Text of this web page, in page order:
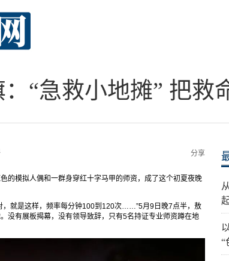
“急救小地摊” 把救
分享
的模拟人偶和一群身穿红十字马甲的师资，成了这个初夏夜晚
就是这样，频率每分钟100到120次……”5月9日晚7点半，敖
没有展板揭幕，没有领导致辞，只有5名持证专业师资蹲在地
“